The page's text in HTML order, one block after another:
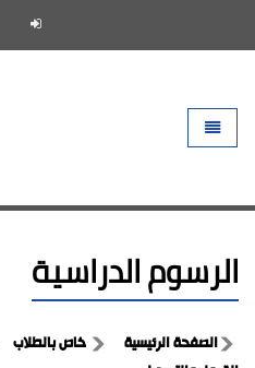
Toggle
الرسوم الدراسية
الصفحة الرئيسية خاص بالطلاب